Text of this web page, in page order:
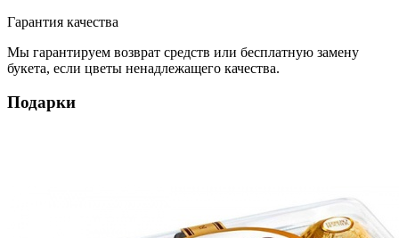
Гарантия качества
Мы гарантируем возврат средств или бесплатную замену
букета, если цветы ненадлежащего качества.
Подарки